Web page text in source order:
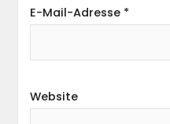
E-Mail-Adresse *
Website